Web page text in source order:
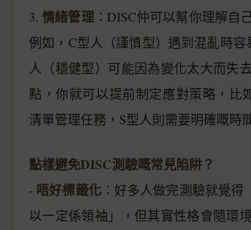
3.情緒管理：DISC仲可以幫你理解自
例如，C型人（謹慎型）遇到混亂時容
人（穩健型）可能因為變化太大而失
點，你就可以提前制定應對策略，比
清單管理任務，S型人則需要明確嘅時
點樣避免DISC測驗嘅常見陷阱？
- 唔好標籤化：好多人做完測驗就覺得
以一定係領袖」，但其實性格會隨環